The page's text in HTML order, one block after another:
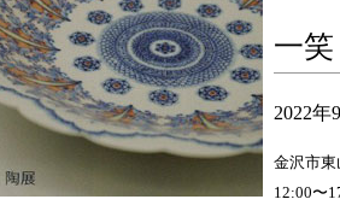
一笑
2022年
金沢市東
12:00〜